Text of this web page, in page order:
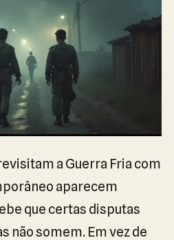
a Guerra Fria com
aparecem
que certas disputas
não somem. Em vez de